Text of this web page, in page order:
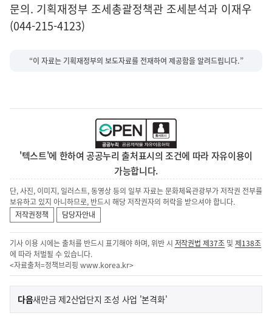
문의. 기획재정부 조세총괄정책관 조세분석과 이재우
(044-215-4123)
“이 자료는 기획재정부의 보도자료를 전재하여 제공함을 알려드립니다.”
'텍스트'에 한하여 공공누리 출처표시의 조건에 따라 자유이용이
가능합니다.
단, 사진, 이미지, 일러스트, 동영상 등의 일부 자료는 문화체육관광부가 저작권 전부를
보유하고 있지 아니하므로, 반드시 해당 저작권자의 허락을 받으셔야 합니다.
저작권정책
담당자안내
기사 이용 시에는 출처를 반드시 표기해야 하며, 위반 시 저작권법 제37조 및제138조
에 따라 처벌될 수 있습니다.
<자료출처=정책브리핑 www.korea.kr>
이
전
다음기
사
새만금 제2산업단지 조성 사업 '본격화'